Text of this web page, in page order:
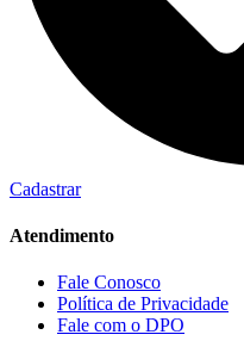
Cadastrar
Atendimento
Fale Conosco
Política de Privacidade
Fale com o DPO